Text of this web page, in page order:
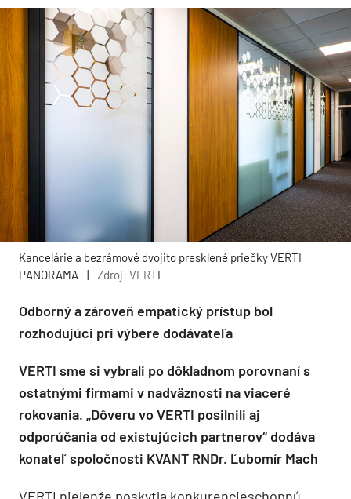
Kancelárie a bezrámové dvojito presklené priečky VERTI
PANORAMA
| Zdroj: VERTI
Odborný a zároveň empatický prístup bol
rozhodujúci pri výbere dodávateľa
VERTI sme si vybrali po dôkladnom porovnaní s
ostatnými firmami v nadväznosti na viaceré
rokovania. „Dôveru vo VERTI posilnili aj
odporúčania od existujúcich partnerov“ dodáva
konateľ spoločnosti KVANT RNDr. Ľubomír Mach